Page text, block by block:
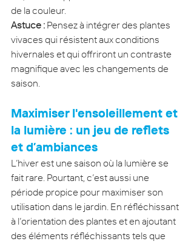
de la couleur.
Astuce : Pensez à intégrer des plantes
vivaces qui résistent aux conditions
hivernales et qui offriront un contraste
magnifique avec les changements de
saison.
Maximiser l'ensoleillement et
la lumière : un jeu de reflets
et d’ambiances
L’hiver est une saison où la lumière se
fait rare. Pourtant, c’est aussi une
période propice pour maximiser son
utilisation dans le jardin. En réfléchissant
à l’orientation des plantes et en ajoutant
des éléments réfléchissants tels que